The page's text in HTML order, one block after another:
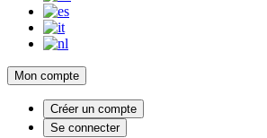
Mon compte
Créer un compte
Se connecter